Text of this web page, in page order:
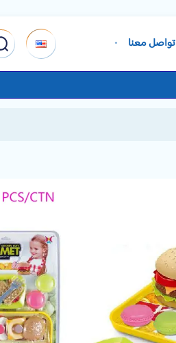
تواصل معنا